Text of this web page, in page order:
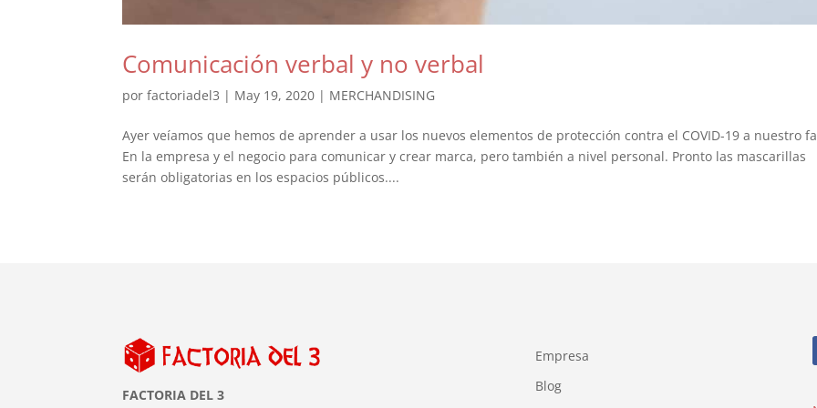
Comunicación verbal y no verbal
porfactoriadel3 | May 19, 2020 | MERCHANDISING
Ayer veíamos que hemos de aprender a usar los nuevos elementos de protección contra el COVID-19 a nuestro
En la empresa y el negocio para comunicar y crear marca, pero también a nivel personal. Pronto las mascarillas
serán obligatorias en los espacios públicos....
FACTORIA DEL 3
Empresa
Blog